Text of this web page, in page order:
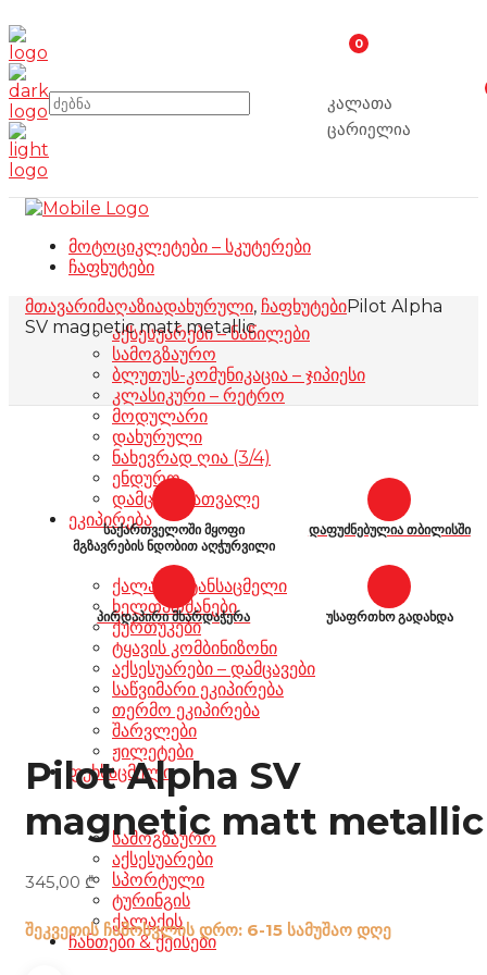
0
კალათა
ცარიელია
მოტოციკლეტები – სკუტერები
ჩაფხუტები
აქსესუარები – ნაწილები
სამოგზაურო
ბლუთუს-კომუნიკაცია – ჯიპიესი
კლასიკური – რეტრო
მოდულარი
დახურული
ნახევრად ღია (3/4)
ენდურო
დამცავი სათვალე
ეკიპირება
ქალაქის ტანსაცმელი
ხელთათმანები
ქურთუკები
ტყავის კომბინიზონი
აქსესუარები – დამცავები
საწვიმარი ეკიპირება
თერმო ეკიპირება
შარვლები
ჟილეტები
ფეხსაცმელი
სამოგზაურო
აქსესუარები
სპორტული
ტურინგის
ქალაქის
ჩანთები & ქეისები
მთავარიმაღაზიადახურული, ჩაფხუტებიPilot Alpha
SV magnetic matt metallic
საქართველოში მყოფი
მგზავრების ნდობით აღჭურვილი
დაფუძნებულია თბილისში
პირდაპირი მხარდაჭერა უსაფრთხო გადახდა
Pilot Alpha SV
magnetic matt metallic
345,00 ₾
შეკვეთის ჩამოსვლის დრო: 6-15 სამუშაო დღე